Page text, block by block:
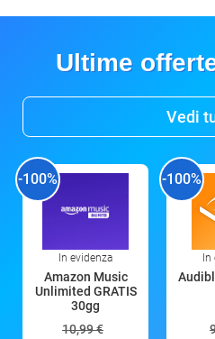
Ultime
Vedi
-100%
In evidenza
Amazon Music
Unlimited GRATIS
30gg
10,99 €
-100%